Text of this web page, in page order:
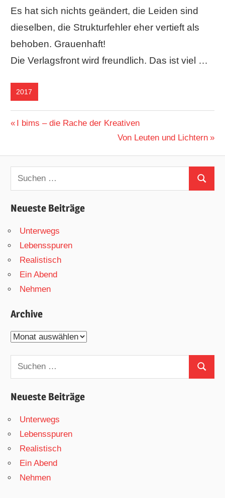
Es hat sich nichts geändert, die Leiden sind
dieselben, die Strukturfehler eher vertieft als
behoben. Grauenhaft!
Die Verlagsfront wird freundlich. Das ist viel …
2017
Beitragsnavigation
Vorheriger
I bims – die Rache der Kreativen
Nächster
Von Leuten und Lichtern
Suchen
nach:
Suchen
Neueste Beiträge
Unterwegs
Lebensspuren
Realistisch
Ein Abend
Nehmen
Archive
Archive
Suchen
nach:
Suchen
Neueste Beiträge
Unterwegs
Lebensspuren
Realistisch
Ein Abend
Nehmen